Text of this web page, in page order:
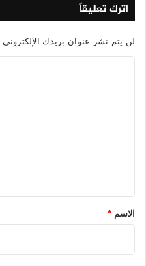
اترك تعليقاً
لن يتم نشر عنوان بريدك الإلكتروني.
*الاسم *